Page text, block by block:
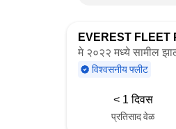
EVEREST FLEET
मे २०२२ मध्ये सामील
विश्वसनीय फ्लीट
< 1 दिवस
प्रतिसाद वेळ